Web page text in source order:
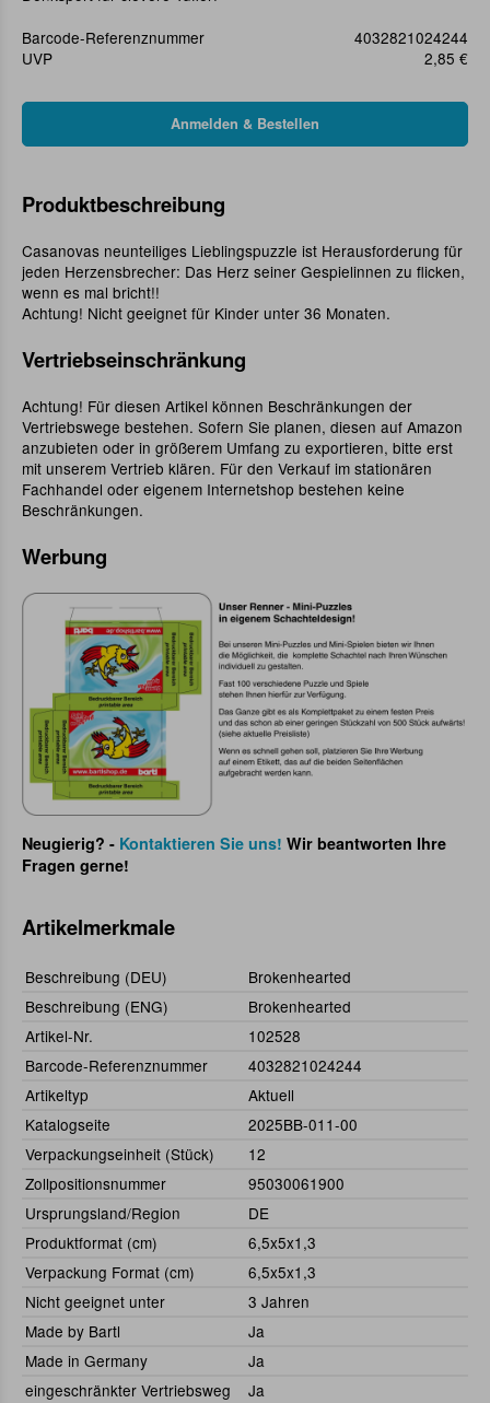
Barcode-Referenznummer
4032821024244
UVP
2,85 €
Produktbeschreibung
Casanovas neunteiliges Lieblingspuzzle ist Herausforderung für
jeden Herzensbrecher: Das Herz seiner Gespielinnen zu flicken,
wenn es mal bricht!!
Achtung! Nicht geeignet für Kinder unter 36 Monaten.
Vertriebseinschränkung
Achtung! Für diesen Artikel können Beschränkungen der
Vertriebswege bestehen. Sofern Sie planen, diesen auf Amazon
anzubieten oder in größerem Umfang zu exportieren, bitte erst
mit unserem Vertrieb klären. Für den Verkauf im stationären
Fachhandel oder eigenem Internetshop bestehen keine
Beschränkungen.
Werbung
Neugierig? - Kontaktieren Sie uns! Wir beantworten Ihre
Fragen gerne!
Artikelmerkmale
Beschreibung (DEU)
Brokenhearted
Beschreibung (ENG)
Brokenhearted
Artikel-Nr.
102528
Barcode-Referenznummer
4032821024244
Artikeltyp
Aktuell
Katalogseite
2025BB-011-00
Verpackungseinheit (Stück)
12
Zollpositionsnummer
95030061900
Ursprungsland/Region
DE
Produktformat (cm)
6,5x5x1,3
Verpackung Format (cm)
6,5x5x1,3
Nicht geeignet unter
3 Jahren
Made by Bartl
Ja
Made in Germany
Ja
eingeschränkter Vertriebsweg
Ja